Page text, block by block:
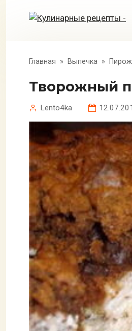
Главная » Выпечка »
Творожный
Lento4ka